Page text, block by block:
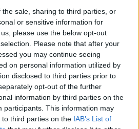
sale, sharing to third parties, or
or sensitive information for
please use the below opt-out
Please note that after your
you may continue seeing
on personal information utilized by
disclosed to third parties prior to
opt-out of the further
information by third parties on the
participants. This information may
third parties on the IAB’s List of
növényzetet Pakson